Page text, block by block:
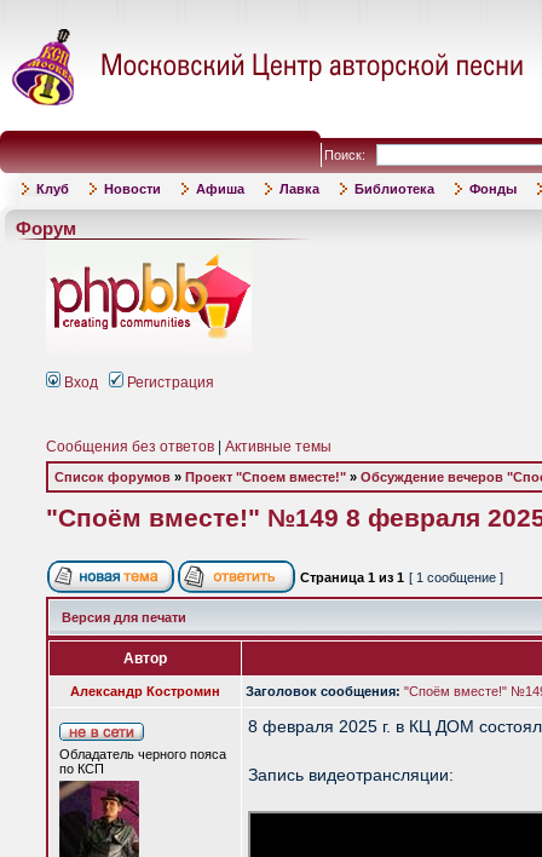
Поиск:
Клуб Новости Афиша Лавка Библиотека Фонды
Форум
Вход Регистрация
Сообщения без ответов Активные темы
Список форумов » Проект "Споем вместе!" » Обсуждение вечеров
"Споём вместе!" №149 8 февраля
Страница 1 из 1 [ 1 сообщение ]
Версия для печати
Автор
Александр Костромин Заголовок сообщения: "Споём вместе!"
Обладатель черного пояса
по КСП
8 февраля 2025 г. в КЦ ДОМ
Запись видеотрансляции: